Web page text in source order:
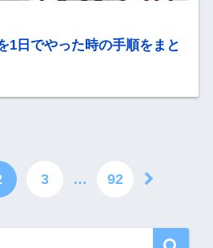
1日でやった時の手順をまと
3 … 92